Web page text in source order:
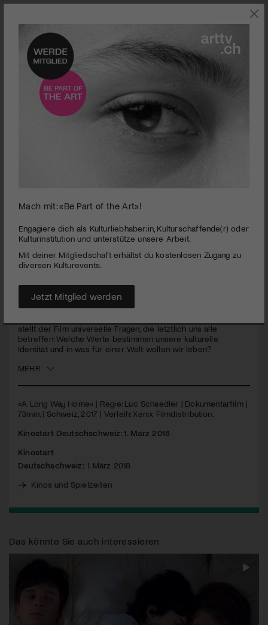
seconds
minute,
seconds
mit dem Künstlerduo Gao Brothers.
Dokumentarfilm | A Long Way Home
Unterhaltsames und bewegendes Plädoyer für menschliche
«A Long Way Home» schickt uns auf eine faszinierende Reise,
sowohl in die düstere jüngere chinesische Historie, als auch
stellt der Film universelle Fragen, die letztlich uns alle
betreffen: Welche Werte bestimmen unsere kulturelle
Identität und in was für einer Welt wollen wir leben?
MEHR
«A Long Way Home» | Regie: Luc Schaedler | Dokumentarfilm |
73min. | Schweiz, 2017 | Verleih: Xenix Filmdistribution.
Kinostart Deutschschweiz: 1. März 2018
Kinostart
Deutschschweiz: 1. März 2018
Kinos und Spielzeiten
Das könnte Sie auch interessieren
Mach mit: «Be Part of the Art»!
Engagiere dich als Kulturliebhaber:in, Kulturschaffende(r) oder
Kulturinstitution und unterstütze unsere Arbeit.
Mit deiner Mitgliedschaft erhältst du kostenlosen Zugang zu
diversen Kulturevents.
Jetzt Mitglied werden